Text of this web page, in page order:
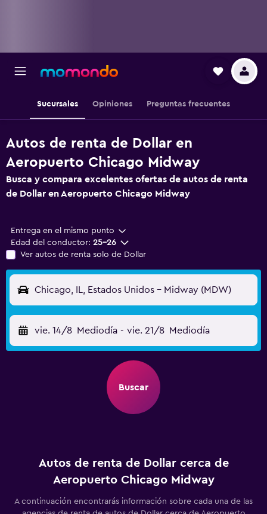
Sucursales Opiniones Preguntas frecuentes
Autos de renta de Dollar en
Aeropuerto Chicago Midway
Busca y compara excelentes ofertas de autos de renta
de Dollar en Aeropuerto Chicago Midway
Entrega en el mismo punto
Edad del conductor: 25-26
Ver autos de renta solo de Dollar
Chicago, IL, Estados Unidos - Midway (MDW)
vie. 14/8 Mediodía - vie. 21/8 Mediodía
Buscar
Autos de renta de Dollar cerca de
Aeropuerto Chicago Midway
A continuación encontrarás información sobre cada una de las